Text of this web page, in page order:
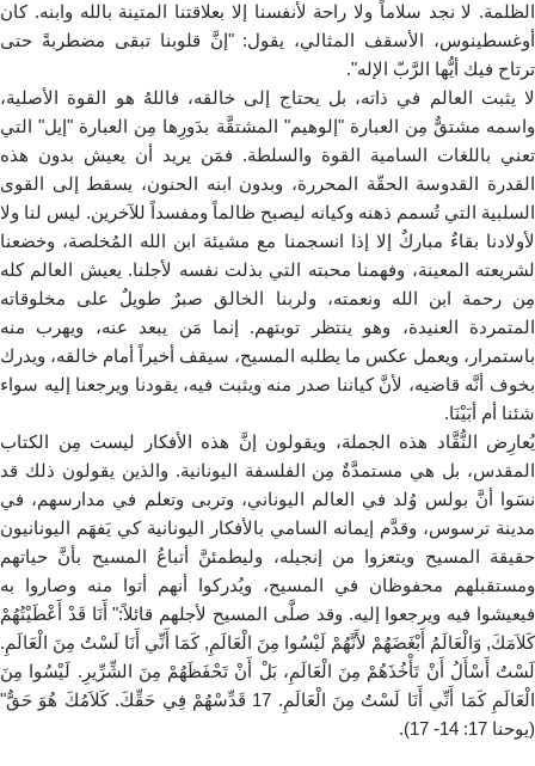
الظلمة. لا نجد سلاماً ولا راحة لأنفسنا إلا بعلاقتنا المتينة بالله وابنه. كان
أوغسطينوس، الأسقف المثالي، يقول: "إنَّ قلوبنا تبقى مضطربةً حتى
ترتاح فيك أيُّها الرَّبّ الإله".
لا يثبت العالم في ذاته، بل يحتاج إلى خالقه، فاللهُ هو القوة الأصلية،
واسمه مشتقٌّ مِن العبارة "إلوهيم" المشتقَّة بدَورِها مِن العبارة "إيل" التي
تعني باللغات السامية القوة والسلطة. فمَن يريد أن يعيش بدون هذه
القدرة القدوسة الحقّة المحررة، وبدون ابنه الحنون، يسقط إلى القوى
السلبية التي تُسمم ذهنه وكيانه ليصبح ظالماً ومفسداً للآخرين. ليس لنا ولا
لأولادنا بقاءٌ مباركٌ إلا إذا انسجمنا مع مشيئة ابن الله المُخلصة، وخضعنا
لشريعته المعينة، وفهمنا محبته التي بذلت نفسه لأجلنا. يعيش العالم كله
مِن رحمة ابن الله ونعمته، ولربنا الخالق صبرٌ طويلٌ على مخلوقاته
المتمردة العنيدة، وهو ينتظر توبتهم. إنما مَن يبعد عنه، ويهرب منه
باستمرار، ويعمل عكس ما يطلبه المسيح، سيقف أخيراً أمام خالقه، ويدرك
بخوف أنَّه قاضيه، لأنَّ كياننا صدر منه ويثبت فيه، يقودنا ويرجعنا إليه سواء
شئنا أم أبَيْنَا.
يُعارِض النُّقَّاد هذه الجملة، ويقولون إنَّ هذه الأفكار ليست مِن الكتاب
المقدس، بل هي مستمدَّةٌ مِن الفلسفة اليونانية. والذين يقولون ذلك قد
نسَوا أنَّ بولس وُلد في العالم اليوناني، وتربى وتعلم في مدارسهم، في
مدينة ترسوس، وقدَّم إيمانه السامي بالأفكار اليونانية كي يَفهَم اليونانيون
حقيقة المسيح ويتعزوا من إنجيله، وليطمئنَّ أتباعُ المسيح بأنَّ حياتهم
ومستقبلهم محفوظان في المسيح، ويُدركوا أنهم أتوا منه وصاروا به
فيعيشوا فيه ويرجعوا إليه. وقد صلَّى المسيح لأجلهم قائلاً:" أَنَا قَدْ أَعْطَيْتُهُمْ
كَلاَمَكَ, وَالْعَالَمُ أَبْغَضَهُمْ لأَنَّهُمْ لَيْسُوا مِنَ الْعَالَمِ, كَمَا أَنِّي أَنَا لَسْتُ مِنَ الْعَالَمِ.
لَسْتُ أَسْأَلُ أَنْ تَأْخُذَهُمْ مِنَ الْعَالَمِ، بَلْ أَنْ تَحْفَظَهُمْ مِنَ الشِّرِّيرِ. لَيْسُوا مِنَ
الْعَالَمِ كَمَا أَنِّي أَنَا لَسْتُ مِنَ الْعَالَمِ. 17 قَدِّسْهُمْ فِي حَقِّكَ. كَلاَمُكَ هُوَ حَقٌّ"
(يوحنا 17: 14- 17).